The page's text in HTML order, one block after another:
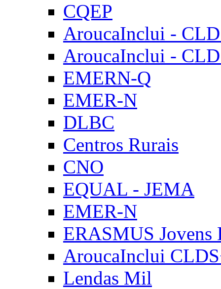
CQEP
AroucaInclui -
AroucaInclui -
EMERN-Q
EMER-N
DLBC
Centros Rurais
CNO
EQUAL - JEMA
EMER-N
ERASMUS Jovens
AroucaInclui
Lendas Mil